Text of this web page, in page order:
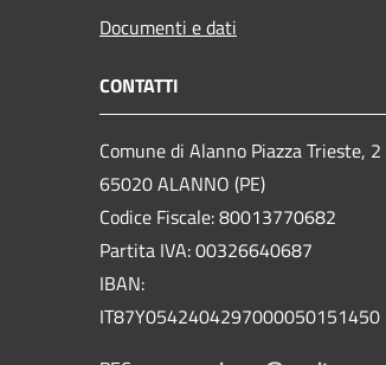
Documenti e dati
CONTATTI
Comune di Alanno Piazza Trieste, 2
65020 ALANNO (PE)
Codice Fiscale: 80013770682
Partita IVA: 00326640687
IBAN:
IT87Y0542404297000050151450